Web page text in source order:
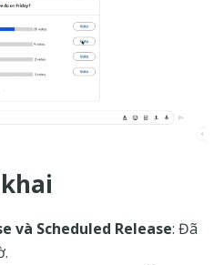
và Scheduled Release: Đã